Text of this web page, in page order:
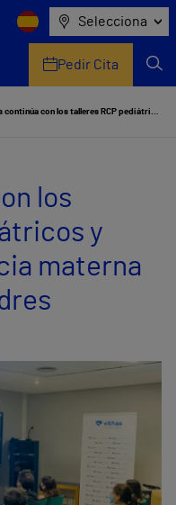
Selecciona
Pedir Cita
Vithas continúa con los talleres RCP pediátricos y charlas de lactancia materna para padres y madres
los
y
materna